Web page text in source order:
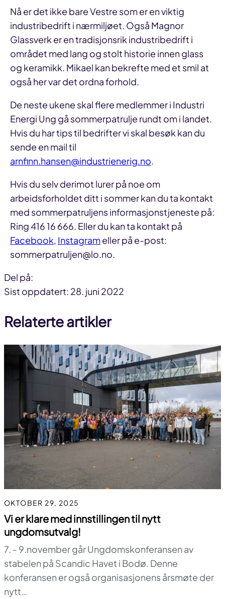
Nå er det ikke bare Vestre som er en viktig
industribedrift i nærmiljøet. Også Magnor
Glassverk er en tradisjonsrik industribedrift i
området med lang og stolt historie innen glass
og keramikk. Mikael kan bekrefte med et smil at
også her var det ordna forhold.
De neste ukene skal flere medlemmer i Industri
Energi Ung gå sommerpatrulje rundt om i landet.
Hvis du har tips til bedrifter vi skal besøk kan du
sende en mail til
arnfinn.hansen@industrienerig.no
Hvis du selv derimot lurer på noe om
arbeidsforholdet ditt i sommer kan du ta kontakt
med sommerpatruljens informasjonstjeneste på:
Ring 416 16 666. Eller du kan ta kontakt på
Facebook Instagrameller på e-post:
sommerpatruljen@lo.no.
Del på:
Del
facebook
Del
linkedin
Del
Sist oppdatert: 28. juni 2022
Relaterte artikler
OKTOBER 29, 2025
Vi er klare med innstillingen til nytt
ungdomsutvalg!
7. - 9.november går Ungdomskonferansen av
stabelen på Scandic Havet i Bodø. Denne
konferansen er også organisasjonens årsmøte der
nytt…